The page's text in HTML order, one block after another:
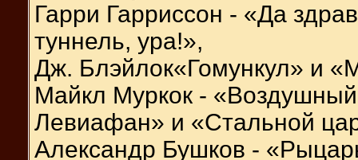
Гарри Гарриссон - «Да
туннель, ура!»,
Дж. Блэйлок«Гомункул» и
Майкл Муркок -
Левиафан» и «Стальной
Александр Бушков -